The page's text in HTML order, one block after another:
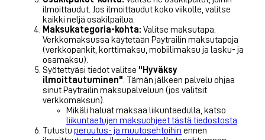
ilmoittaudut. Jos ilmoittaudut koko viikolle, valitse
kaikki neljä osakilpailua.
Maksukategoria-kohta: Valitse maksutapa.
Verkkomaksussa käytetään Paytrailin maksutapoja
(verkkopankit, korttimaksu, mobiilimaksu ja lasku- ja
osamaksu).
Syötettyäsi tiedot valitse "Hyväksy
ilmoittautuminen" . Tämän jälkeen palvelu ohjaa
sinut Paytrailin maksupalveluun (jos valitsit
verkkomaksun).
Mikäli haluat maksaa liikuntaedulla, katso
liikuntaetujen maksuohjeet tästä tiedostosta
Tutustu peruutus- ja muutosehtoihin ennen